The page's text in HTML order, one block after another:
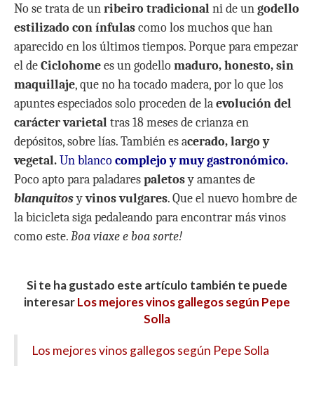
No se trata de unribeiro tradicionalni de ungodello
estilizado con ínfulascomo los muchos que han
aparecido en los últimos tiempos. Porque para empezar
el deCiclohomees un godellomaduro, honesto, sin
maquillaje, que no ha tocado madera, por lo que los
apuntes especiados solo proceden de laevolución del
carácter varietaltras 18 meses de crianza en
depósitos, sobre lías. También es acerado, largo y
vegetal.Un blancocomplejo y muy gastronómico.
Poco apto para paladarespaletosy amantes de
blanquitosyvinos vulgares. Que el nuevo hombre de
la bicicleta siga pedaleando para encontrar más vinos
como este.Boa viaxe e boa sorte!
Si te ha gustado este artículo también te puede
interesarLos mejores vinos gallegos según Pepe
Solla
Los mejores vinos gallegos según Pepe Solla